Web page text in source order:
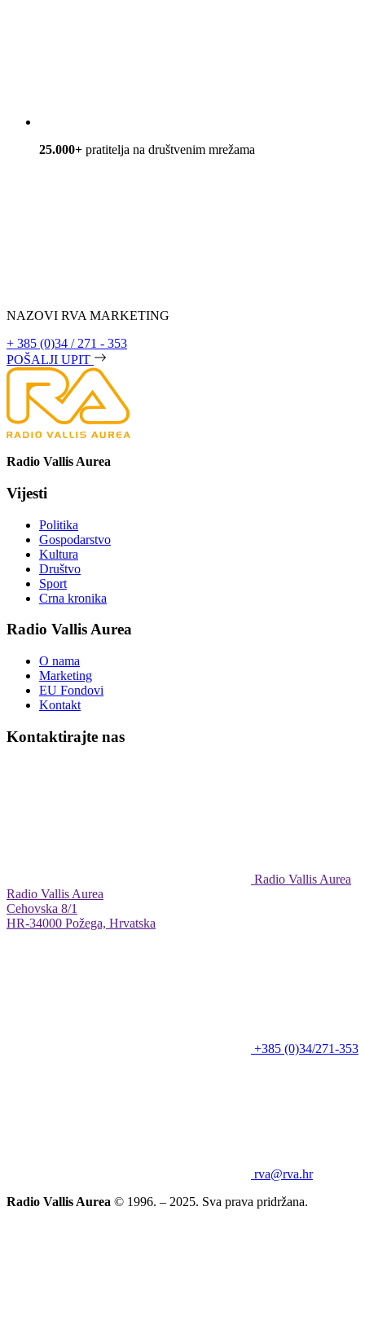
25.000+ pratitelja na društvenim mrežama
NAZOVI RVA MARKETING
+ 385 (0)34 / 271 - 353
POŠALJI UPIT
Radio Vallis Aurea
Vijesti
Politika
Gospodarstvo
Kultura
Društvo
Sport
Crna kronika
Radio Vallis Aurea
O nama
Marketing
EU Fondovi
Kontakt
Kontaktirajte nas
Radio Vallis Aurea
Radio Vallis Aurea
Cehovska 8/1
HR-34000 Požega, Hrvatska
+385 (0)34/271-353
rva@rva.hr
Radio Vallis Aurea © 1996. – 2025. Sva prava pridržana.